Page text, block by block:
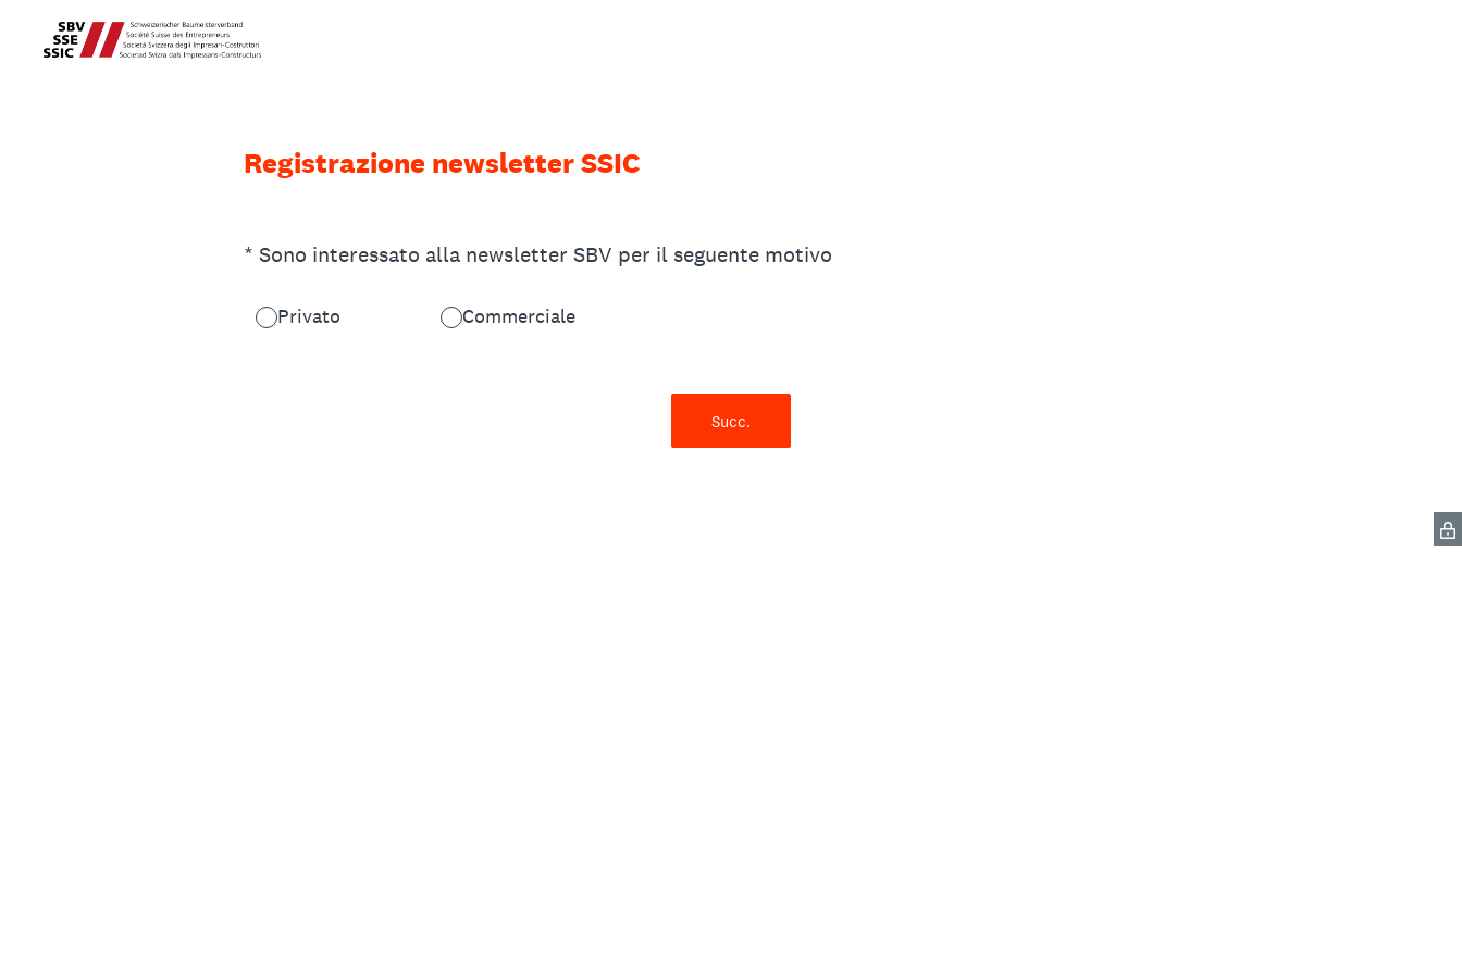
contenuto
Registrazione newsletter SSIC
* Sono interessato alla newsletter SBV per il seguente motivo
(Obbligatorio)
Privato Commerciale
Succ.